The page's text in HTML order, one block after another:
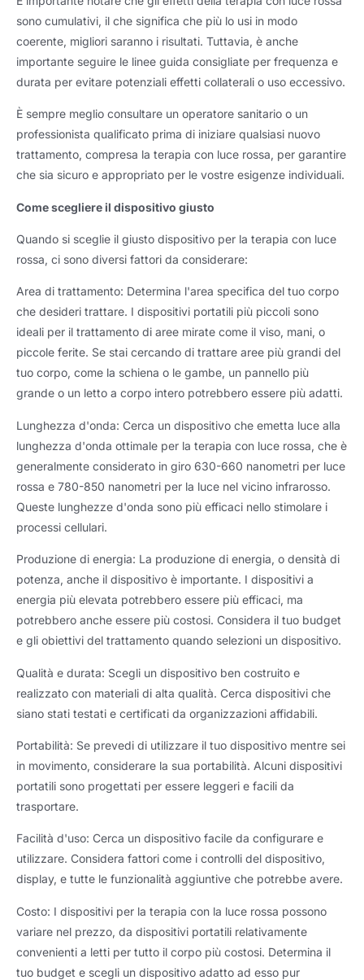
sono cumulativi, il che significa che più lo usi in modo
coerente, migliori saranno i risultati. Tuttavia, è anche
importante seguire le linee guida consigliate per frequenza e
durata per evitare potenziali effetti collaterali o uso eccessivo.
È sempre meglio consultare un operatore sanitario o un
professionista qualificato prima di iniziare qualsiasi nuovo
trattamento, compresa la terapia con luce rossa, per garantire
che sia sicuro e appropriato per le vostre esigenze individuali.
Come scegliere il dispositivo giusto
Quando si sceglie il giusto dispositivo per la terapia con luce
rossa, ci sono diversi fattori da considerare:
Area di trattamento: Determina l'area specifica del tuo corpo
che desideri trattare. I dispositivi portatili più piccoli sono
ideali per il trattamento di aree mirate come il viso, mani, o
piccole ferite. Se stai cercando di trattare aree più grandi del
tuo corpo, come la schiena o le gambe, un pannello più
grande o un letto a corpo intero potrebbero essere più adatti.
Lunghezza d'onda: Cerca un dispositivo che emetta luce alla
lunghezza d'onda ottimale per la terapia con luce rossa, che è
generalmente considerato in giro 630-660 nanometri per luce
rossa e 780-850 nanometri per la luce nel vicino infrarosso.
Queste lunghezze d'onda sono più efficaci nello stimolare i
processi cellulari.
Produzione di energia: La produzione di energia, o densità di
potenza, anche il dispositivo è importante. I dispositivi a
energia più elevata potrebbero essere più efficaci, ma
potrebbero anche essere più costosi. Considera il tuo budget
e gli obiettivi del trattamento quando selezioni un dispositivo.
Qualità e durata: Scegli un dispositivo ben costruito e
realizzato con materiali di alta qualità. Cerca dispositivi che
siano stati testati e certificati da organizzazioni affidabili.
Portabilità: Se prevedi di utilizzare il tuo dispositivo mentre sei
in movimento, considerare la sua portabilità. Alcuni dispositivi
portatili sono progettati per essere leggeri e facili da
trasportare.
Facilità d'uso: Cerca un dispositivo facile da configurare e
utilizzare. Considera fattori come i controlli del dispositivo,
display, e tutte le funzionalità aggiuntive che potrebbe avere.
Costo: I dispositivi per la terapia con la luce rossa possono
variare nel prezzo, da dispositivi portatili relativamente
convenienti a letti per tutto il corpo più costosi. Determina il
tuo budget e scegli un dispositivo adatto ad esso pur